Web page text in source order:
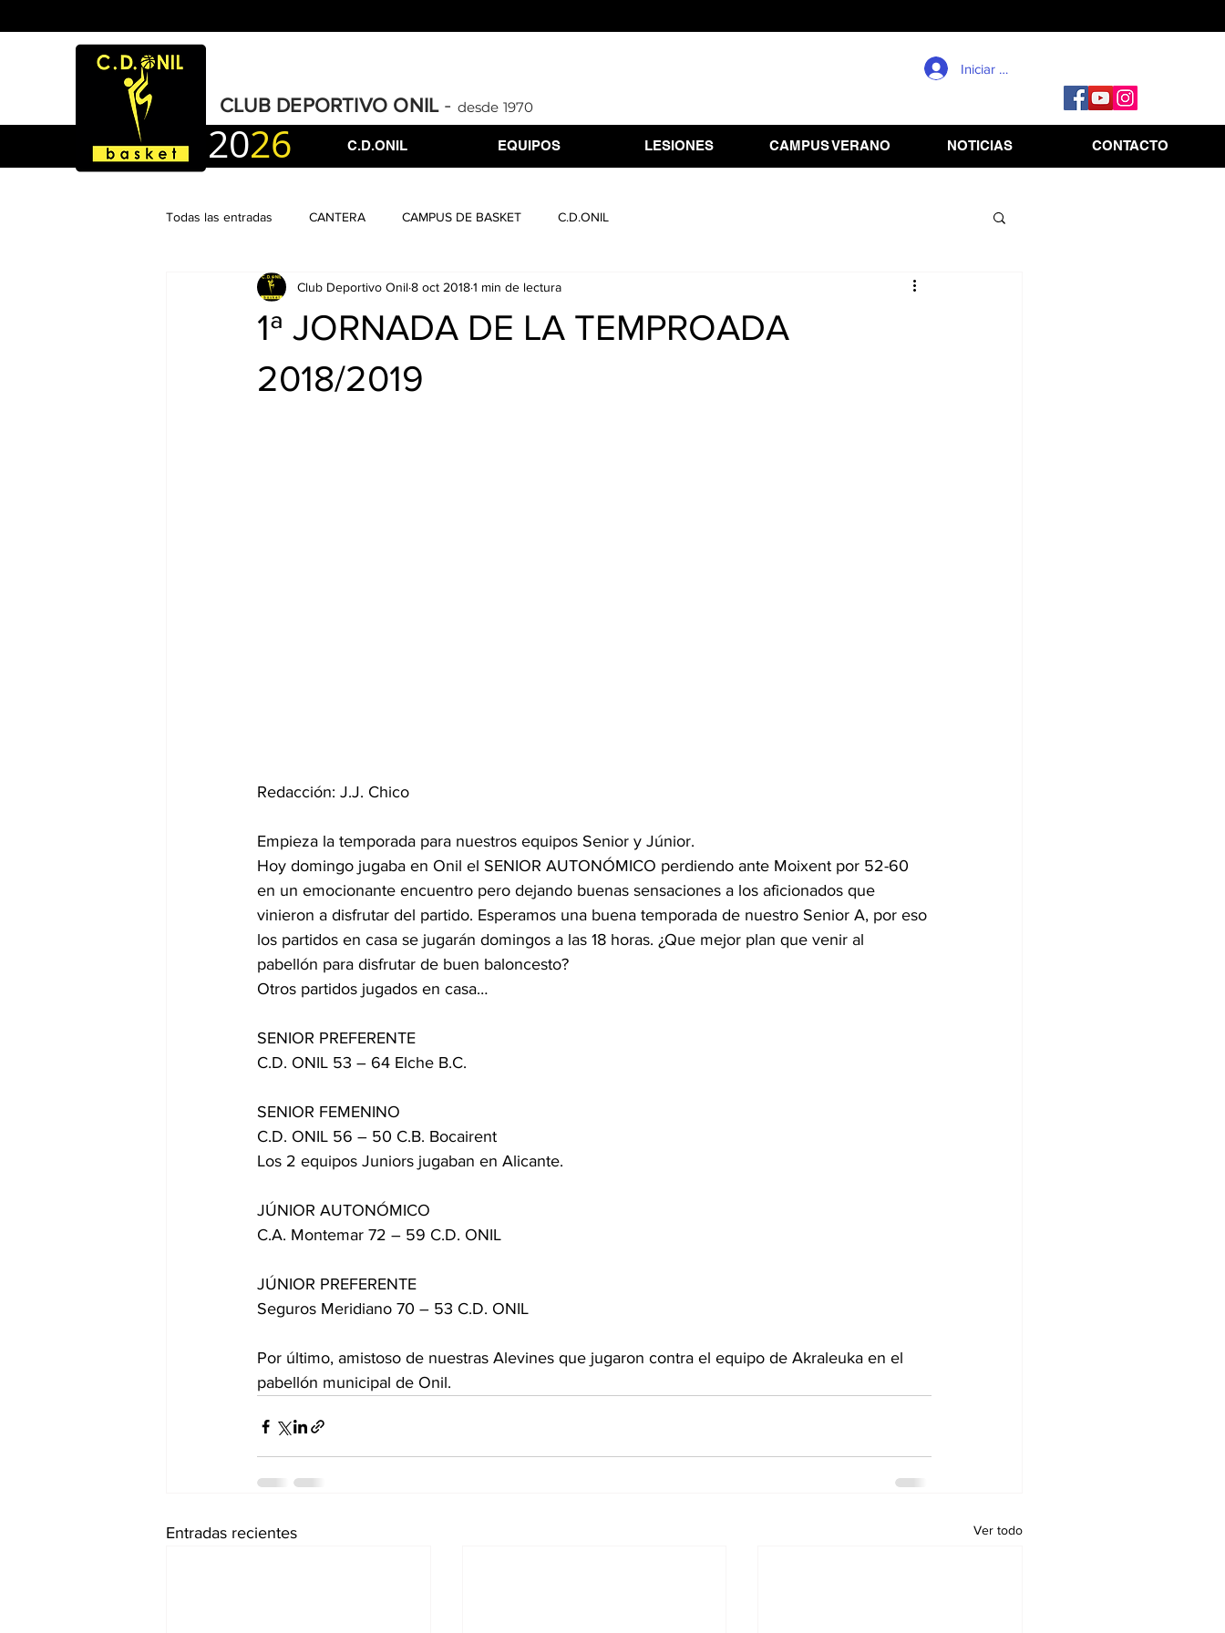
C.D.ONIL EQUIPOS LESIONES CAMPUS VERANO NOTICIAS CONTACTO
2026
CLUB DEPORTIVO ONIL - desde 1970
Iniciar sesión
Todas las entradas CANTERA CAMPUS DE BASKET C.D.ONIL
1ª JORNADA DE LA TEMPROADA
2018/2019
Club Deportivo Onil8 oct 20181 min de lectura
Redacción: J.J. Chico
Empieza la temporada para nuestros equipos Senior y Júnior.
Hoy domingo jugaba en Onil el SENIOR AUTONÓMICO perdiendo ante Moixent por 52-60
en un emocionante encuentro pero dejando buenas sensaciones a los aficionados que
vinieron a disfrutar del partido. Esperamos una buena temporada de nuestro Senior A, por eso
los partidos en casa se jugarán domingos a las 18 horas. ¿Que mejor plan que venir al
pabellón para disfrutar de buen baloncesto?
Otros partidos jugados en casa…
SENIOR PREFERENTE
C.D. ONIL 53 – 64 Elche B.C.
SENIOR FEMENINO
C.D. ONIL 56 – 50 C.B. Bocairent
Los 2 equipos Juniors jugaban en Alicante.
JÚNIOR AUTONÓMICO
C.A. Montemar 72 – 59 C.D. ONIL
JÚNIOR PREFERENTE
Seguros Meridiano 70 – 53 C.D. ONIL
Por último, amistoso de nuestras Alevines que jugaron contra el equipo de Akraleuka en el
pabellón municipal de Onil.
Entradas recientes Ver todo